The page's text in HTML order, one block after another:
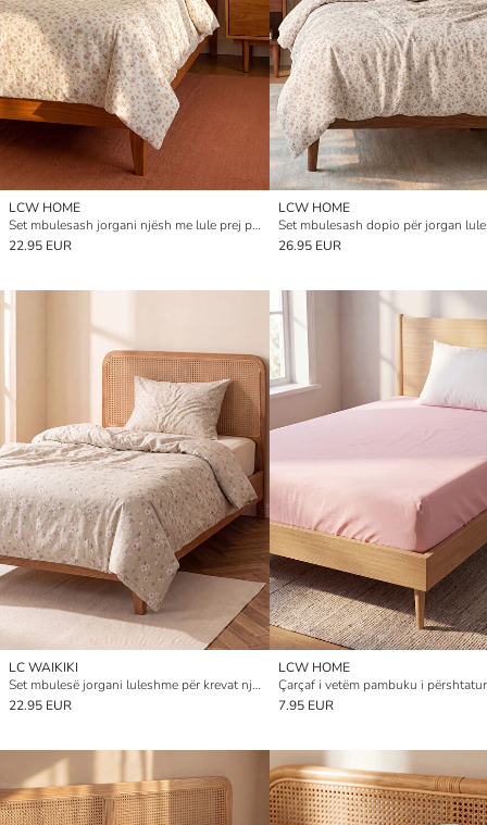
LCW HOME
Set mbulesash jorgani njësh me lule prej pambuku
22.95 EUR
LCW HOME
Set mbulesash dopio për jorgan
26.95 EUR
LC WAIKIKI
Set mbulesë jorgani luleshme për krevat njësh
22.95 EUR
LCW HOME
Çarçaf i vetëm pambuku i përshtatur
7.95 EUR